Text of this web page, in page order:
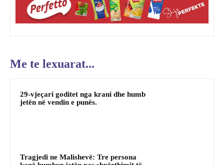
Me te lexuarat...
29-vjeçari goditet nga krani dhe humb
jetën në vendin e punës.
Tragjedi ne Malishevë: Tre persona